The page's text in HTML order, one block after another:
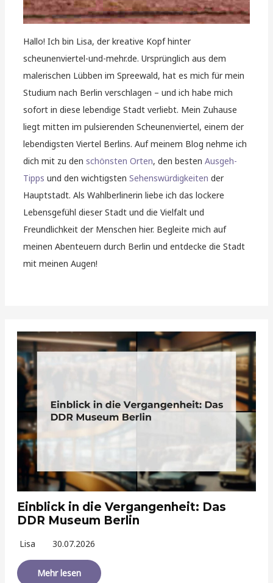
Hallo! Ich bin Lisa, der kreative Kopf hinter
scheunenviertel-und-mehr.de. Ursprünglich aus dem
malerischen Lübben im Spreewald, hat es mich für mein
Studium nach Berlin verschlagen – und ich habe mich
sofort in diese lebendige Stadt verliebt. Mein Zuhause
liegt mitten im pulsierenden Scheunenviertel, einem der
lebendigsten Viertel Berlins. Auf meinem Blog nehme ich
dich mit zu denschönsten Orten, den bestenAusgeh-
Tipps und den wichtigstenSehenswürdigkeiten der
Hauptstadt. Als Wahlberlinerin liebe ich das lockere
Lebensgefühl dieser Stadt und die Vielfalt und
Freundlichkeit der Menschen hier. Begleite mich auf
meinen Abenteuern durch Berlin und entdecke die Stadt
mit meinen Augen!
Einblick in die Vergangenheit: Das
DDR Museum Berlin
Lisa 30.07.2026
Mehr lesen